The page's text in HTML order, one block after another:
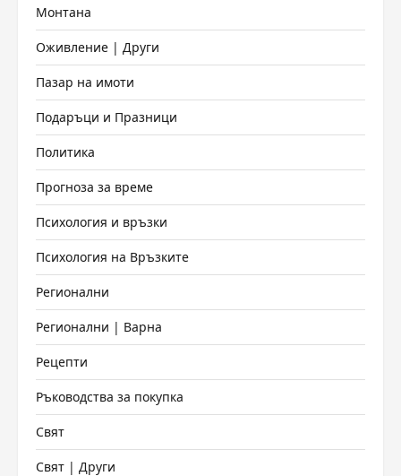
Монтана
Оживление | Други
Пазар на имоти
Подаръци и Празници
Политика
Прогноза за време
Психология и връзки
Психология на Връзките
Регионални
Регионални | Варна
Рецепти
Ръководства за покупка
Свят
Свят | Други